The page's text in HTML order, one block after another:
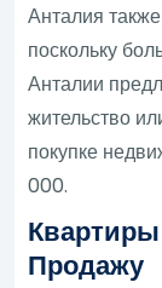
Анталия
поскольку
Анталии
жительство
покупке
000.
Продажу